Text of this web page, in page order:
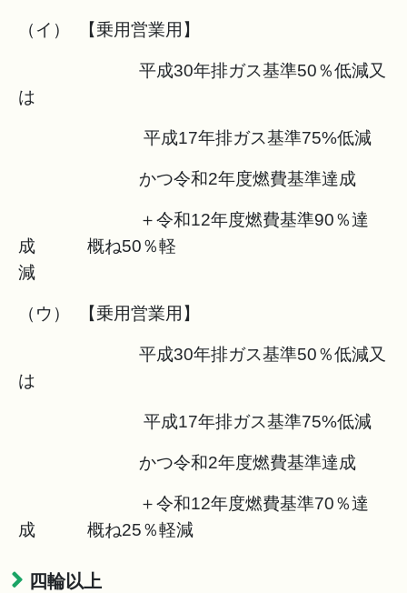
（イ） 【乗用営業用】
平成30年排ガス基準50％低減又
は
平成17年排ガス基準75%低減
かつ令和2年度燃費基準達成
＋令和12年度燃費基準90％達
成 概ね50％軽
（ウ） 【乗用営業用】
平成30年排ガス基準50％低減又
は
平成17年排ガス基準75%低減
かつ令和2年度燃費基準達成
＋令和12年度燃費基準70％達
成 概ね25％軽減
四輪以上